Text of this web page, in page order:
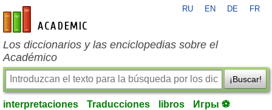
es-academic.com
RU EN DE FR
Los diccionarios y las enciclopedias sobre el
Académico
¡Buscar!
interpretaciones Traducciones libros Игры ⚽